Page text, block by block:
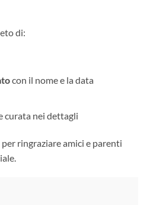
di:
con il nome e la data
curata nei dettagli
ringraziare amici e parenti